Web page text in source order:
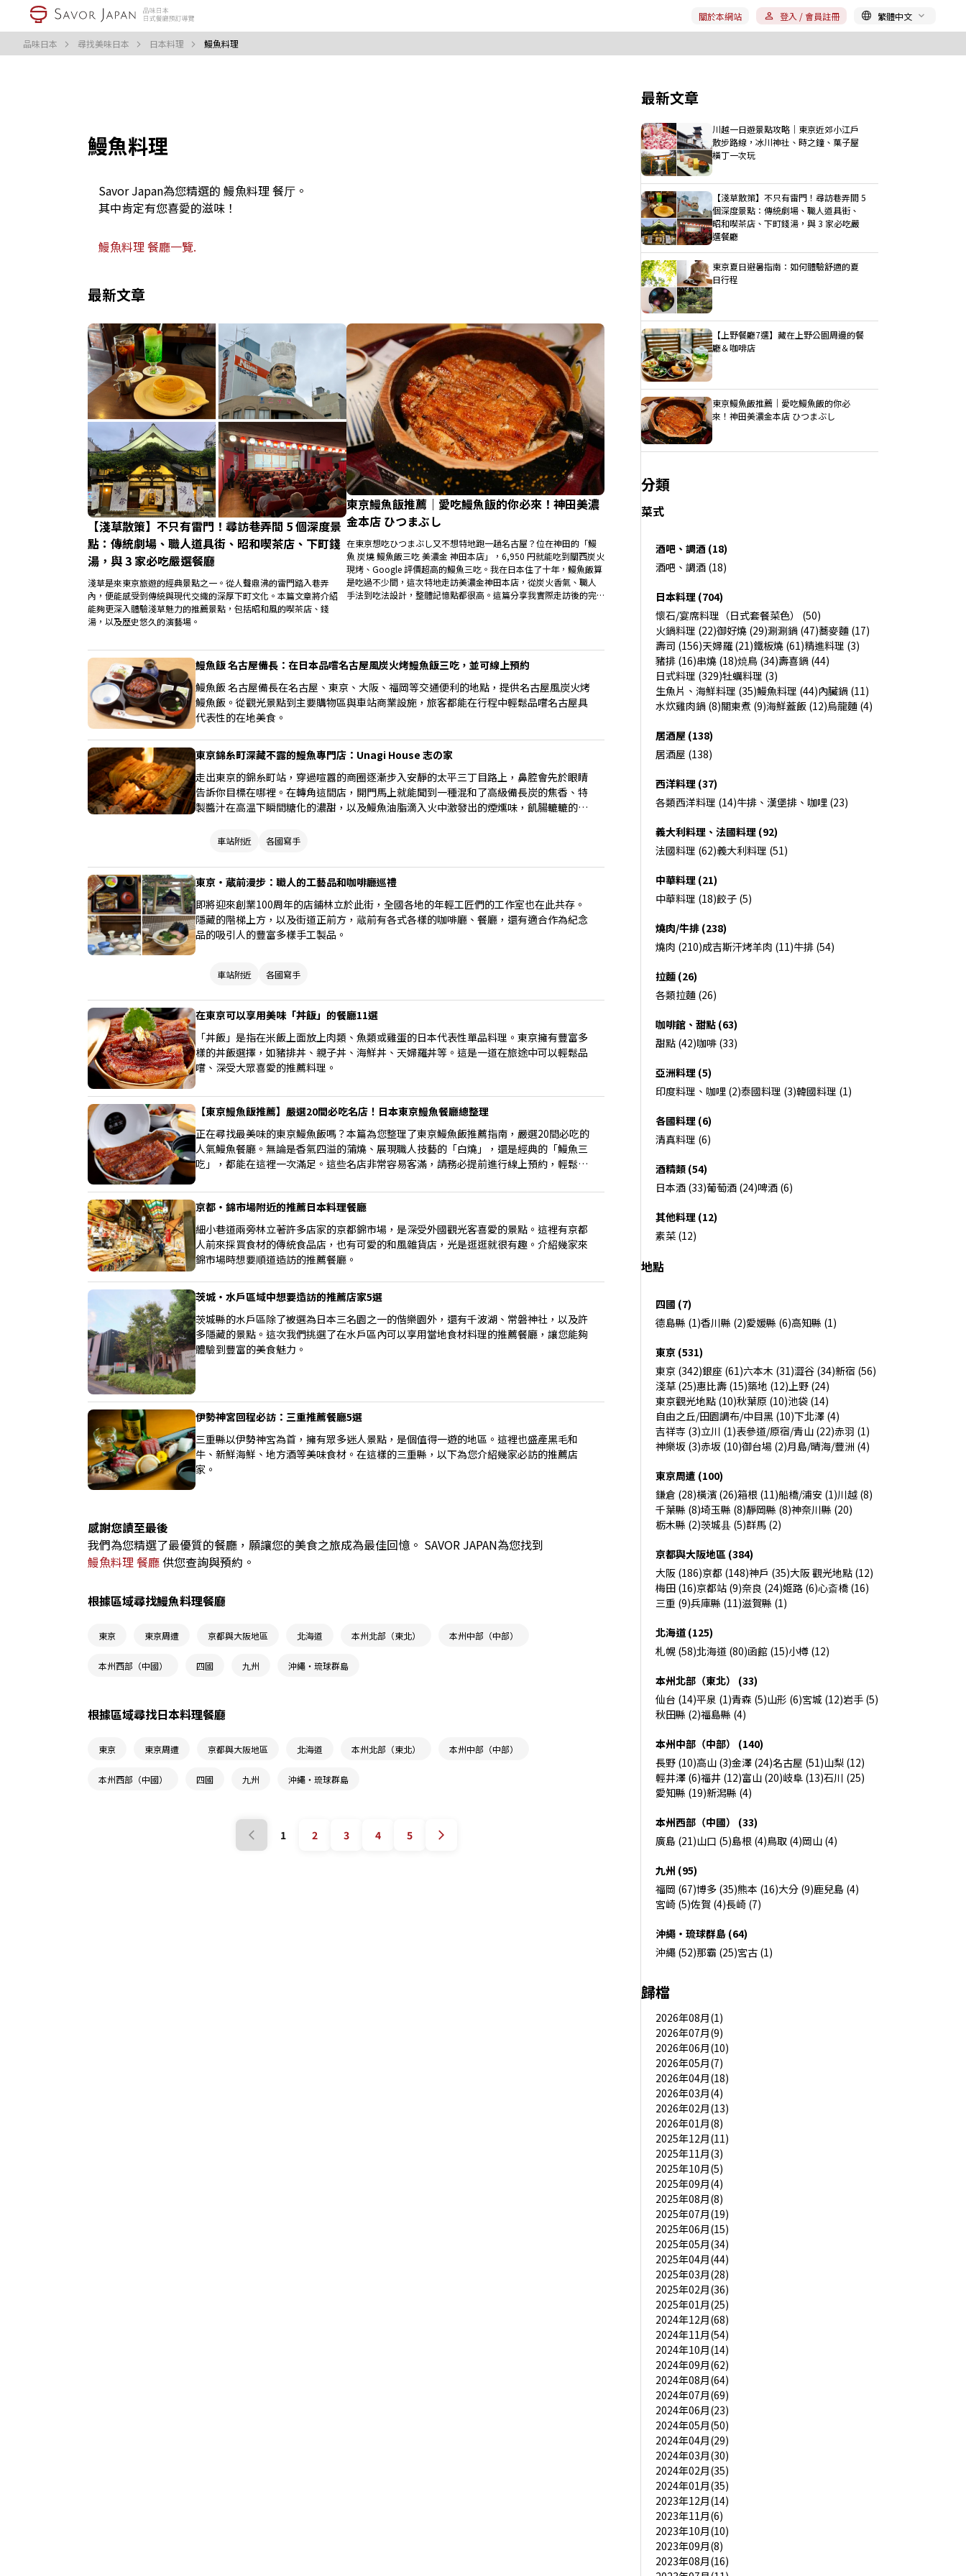
品味日本 尋找美味日本 日本料理 鰻魚料理
關於本網站 登入 / 會員註冊 繁體中文
鰻魚料理
Savor Japan為您精選的 鰻魚料理 餐厅。
其中肯定有您喜愛的滋味！
鰻魚料理 餐廳一覽.
最新文章
【淺草散策】不只有雷門！尋訪巷弄間 5 個深度景
點：傳統劇場、職人道具街、昭和喫茶店、下町錢
湯，與 3 家必吃嚴選餐廳
淺草是來東京旅遊的經典景點之一。從人聲鼎沸的雷門踏入巷弄
內，便能感受到傳統與現代交織的深厚下町文化。本篇文章將介紹
能夠更深入體驗淺草魅力的推薦景點，包括昭和風的喫茶店、錢
湯，以及歷史悠久的演藝場。
東京鰻魚飯推薦｜愛吃鰻魚飯的你必來！神田美濃
金本店 ひつまぶし
在東京想吃ひつまぶし又不想特地跑一趟名古屋？位在神田的「鰻
魚 炭燒 鰻魚飯三吃 美濃金 神田本店」，6,950 円就能吃到關西炭火
現烤、Google 評價超高的鰻魚三吃。我在日本住了十年，鰻魚飯算
是吃過不少間，這次特地走訪美濃金神田本店，從炭火香氣、職人
手法到吃法設計，整體記憶點都很高。這篇分享我實際走訪後的完
鰻魚飯 名古屋備長：在日本品嚐名古屋風炭火烤鰻魚飯三吃，並可線上預約
鰻魚飯 名古屋備長在名古屋、東京、大阪、福岡等交通便利的地點，提供名古屋風炭火烤
鰻魚飯。從觀光景點到主要購物區與車站商業設施，旅客都能在行程中輕鬆品嚐名古屋具
代表性的在地美食。
東京錦糸町深藏不露的鰻魚專門店：Unagi House 志の家
走出東京的錦糸町站，穿過喧囂的商圈逐漸步入安靜的太平三丁目路上，鼻腔會先於眼睛
告訴你目標在哪裡。在轉角這間店，開門馬上就能聞到一種混和了高級備長炭的焦香、特
製醬汁在高温下瞬間糖化的濃甜，以及鰻魚油脂滴入火中激發出的煙燻味，飢腸轆轆的肚
車站附近 各國寫手
東京・蔵前漫步：職人的工藝品和咖啡廳巡禮
即將迎來創業100周年的店鋪林立於此街，全國各地的年輕工匠們的工作室也在此共存。
隱藏的階梯上方，以及街道正前方，蔵前有各式各樣的咖啡廳、餐廳，還有適合作為紀念
品的吸引人的豐富多樣手工製品。
車站附近 各國寫手
在東京可以享用美味「丼飯」的餐廳11選
「丼飯」是指在米飯上面放上肉類、魚類或雞蛋的日本代表性單品料理。東京擁有豐富多
樣的丼飯選擇，如豬排丼、親子丼、海鮮丼、天婦羅丼等。這是一道在旅途中可以輕鬆品
嚐、深受大眾喜愛的推薦料理。
【東京鰻魚飯推薦】嚴選20間必吃名店！日本東京鰻魚餐廳總整理
正在尋找最美味的東京鰻魚飯嗎？本篇為您整理了東京鰻魚飯推薦指南，嚴選20間必吃的
人氣鰻魚餐廳。無論是香氣四溢的蒲燒、展現職人技藝的「白燒」，還是經典的「鰻魚三
吃」，都能在這裡一次滿足。這些名店非常容易客滿，請務必提前進行線上預約，輕鬆享
京都・錦市場附近的推薦日本料理餐廳
細小巷道兩旁林立著許多店家的京都錦市場，是深受外國觀光客喜愛的景點。這裡有京都
人前來採買食材的傳統食品店，也有可愛的和風雜貨店，光是逛逛就很有趣。介紹幾家來
錦市場時想要順道造訪的推薦餐廳。
茨城・水戶區域中想要造訪的推薦店家5選
茨城縣的水戶區除了被選為日本三名園之一的偕樂園外，還有千波湖、常磐神社，以及許
多隱藏的景點。這次我們挑選了在水戶區內可以享用當地食材料理的推薦餐廳，讓您能夠
體驗到豐富的美食魅力。
伊勢神宮回程必訪：三重推薦餐廳5選
三重縣以伊勢神宮為首，擁有眾多迷人景點，是個值得一遊的地區。這裡也盛產黑毛和
牛、新鮮海鮮、地方酒等美味食材。在這樣的三重縣，以下為您介紹幾家必訪的推薦店
家。
感謝您讀至最後
我們為您精選了最優質的餐廳，願讓您的美食之旅成為最佳回憶。 SAVOR JAPAN為您找到
鰻魚料理 餐廳供您查詢與預約。
根據區域尋找鰻魚料理餐廳
東京 東京周遭 京都與大阪地區 北海道 本州北部（東北） 本州中部（中部）
本州西部（中國） 四國 九州 沖繩・琉球群島
根據區域尋找日本料理餐廳
東京 東京周遭 京都與大阪地區 北海道 本州北部（東北） 本州中部（中部）
本州西部（中國） 四國 九州 沖繩・琉球群島
1 2 3 4 5
最新文章
川越一日遊景點攻略｜東京近郊小江戶
散步路線，冰川神社、時之鐘、菓子屋
橫丁一次玩
【淺草散策】不只有雷門！尋訪巷弄間 5
個深度景點：傳統劇場、職人道具街、
昭和喫茶店、下町錢湯，與 3 家必吃嚴
選餐廳
東京夏日避暑指南：如何體驗舒適的夏
日行程
【上野餐廳7選】藏在上野公園周邊的餐
廳＆咖啡店
東京鰻魚飯推薦｜愛吃鰻魚飯的你必
來！神田美濃金本店 ひつまぶし
分類
菜式
酒吧、調酒 (18)
酒吧、調酒 (18)
日本料理 (704)
懷石/宴席料理（日式套餐菜色） (50)
火鍋料理 (22)御好燒 (29)涮涮鍋 (47)蕎麥麵 (17)
壽司 (156)天婦羅 (21)鐵板燒 (61)精進料理 (3)
豬排 (16)串燒 (18)焼鳥 (34)壽喜鍋 (44)
日式料理 (329)牡蠣料理 (3)
生魚片、海鮮料理 (35)鰻魚料理 (44)內臟鍋 (11)
水炊雞肉鍋 (8)關東煮 (9)海鮮蓋飯 (12)烏龍麵 (4)
居酒屋 (138)
居酒屋 (138)
西洋料理 (37)
各類西洋料理 (14)牛排、漢堡排、咖哩 (23)
義大利料理、法國料理 (92)
法國料理 (62)義大利料理 (51)
中華料理 (21)
中華料理 (18)餃子 (5)
燒肉/牛排 (238)
燒肉 (210)成吉斯汗烤羊肉 (11)牛排 (54)
拉麵 (26)
各類拉麵 (26)
咖啡館、甜點 (63)
甜點 (42)咖啡 (33)
亞洲料理 (5)
印度料理、咖哩 (2)泰國料理 (3)韓國料理 (1)
各國料理 (6)
清真料理 (6)
酒精類 (54)
日本酒 (33)葡萄酒 (24)啤酒 (6)
其他料理 (12)
素菜 (12)
地點
四國 (7)
德島縣 (1)香川縣 (2)愛媛縣 (6)高知縣 (1)
東京 (531)
東京 (342)銀座 (61)六本木 (31)澀谷 (34)新宿 (56)
淺草 (25)惠比壽 (15)築地 (12) 上野 (24)
東京觀光地點 (10)秋葉原 (10)池袋 (14)
自由之丘/田園調布/中目黑 (10)下北澤 (4)
吉祥寺 (3)立川 (1)表參道/原宿/青山 (22)赤羽 (1)
神樂坂 (3)赤坂 (10)御台場 (2)月島/晴海/豐洲 (4)
東京周遭 (100)
鎌倉 (28)橫濱 (26)箱根 (11)船橋/浦安 (1)川越 (8)
千葉縣 (8)埼玉縣 (8)靜岡縣 (8)神奈川縣 (20)
栃木縣 (2)茨城县 (5)群馬 (2)
京都與大阪地區 (384)
大阪 (186)京都 (148)神戶 (35)大阪 觀光地點 (12)
梅田 (16)京都站 (9)奈良 (24)姬路 (6)心斎橋 (16)
三重 (9)兵庫縣 (11)滋賀縣 (1)
北海道 (125)
札幌 (58)北海道 (80)函館 (15)小樽 (12)
本州北部（東北） (33)
仙台 (14)平泉 (1)青森 (5)山形 (6)宮城 (12)岩手 (5)
秋田縣 (2)福島縣 (4)
本州中部（中部） (140)
長野 (10)高山 (3)金澤 (24)名古屋 (51)山梨 (12)
輕井澤 (6)福井 (12)富山 (20)岐阜 (13)石川 (25)
愛知縣 (19)新潟縣 (4)
本州西部（中國） (33)
廣島 (21)山口 (5)島根 (4)鳥取 (4)岡山 (4)
九州 (95)
福岡 (67)博多 (35)熊本 (16)大分 (9)鹿兒島 (4)
宮崎 (5)佐賀 (4)長崎 (7)
沖繩・琉球群島 (64)
沖繩 (52)那霸 (25)宮古 (1)
歸檔
2026年08月(1)
2026年07月(9)
2026年06月(10)
2026年05月(7)
2026年04月(18)
2026年03月(4)
2026年02月(13)
2026年01月(8)
2025年12月(11)
2025年11月(3)
2025年10月(5)
2025年09月(4)
2025年08月(8)
2025年07月(19)
2025年06月(15)
2025年05月(34)
2025年04月(44)
2025年03月(28)
2025年02月(36)
2025年01月(25)
2024年12月(68)
2024年11月(54)
2024年10月(14)
2024年09月(62)
2024年08月(64)
2024年07月(69)
2024年06月(23)
2024年05月(50)
2024年04月(29)
2024年03月(30)
2024年02月(35)
2024年01月(35)
2023年12月(14)
2023年11月(6)
2023年10月(10)
2023年09月(8)
2023年08月(16)